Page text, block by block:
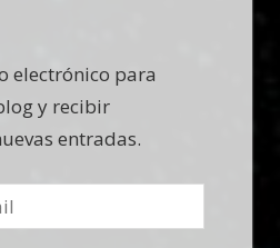
electrónico para
y recibir
entradas.